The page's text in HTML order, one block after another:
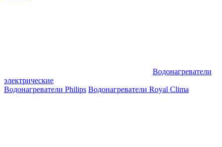
Водонагреватели
электрические
Водонагреватели Philips Водонагреватели Royal Clima